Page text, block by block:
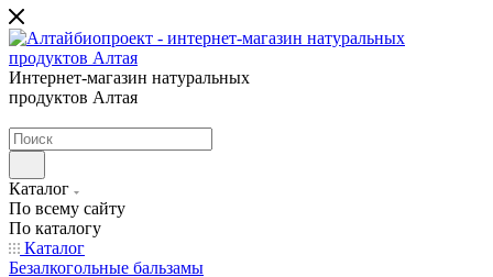
Интернет-магазин натуральных
продуктов Алтая
Каталог
По всему сайту
По каталогу
Каталог
Безалкогольные бальзамы